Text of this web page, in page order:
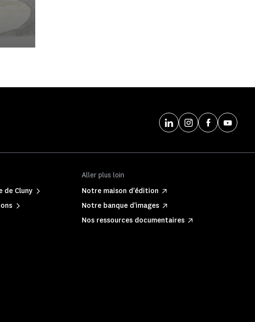
de Cluny
Aller plus loin
Notre maison d'édition
Notre banque d'images
Nos ressources documentaires